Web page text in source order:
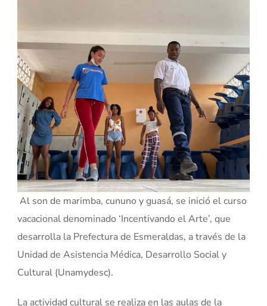
Al son de marimba, cununo y guasá, se inició el curso
vacacional denominado ‘Incentivando el Arte’, que
desarrolla la Prefectura de Esmeraldas, a través de la
Unidad de Asistencia Médica, Desarrollo Social y
Cultural (Unamydesc).
La actividad cultural se realiza en las aulas de la